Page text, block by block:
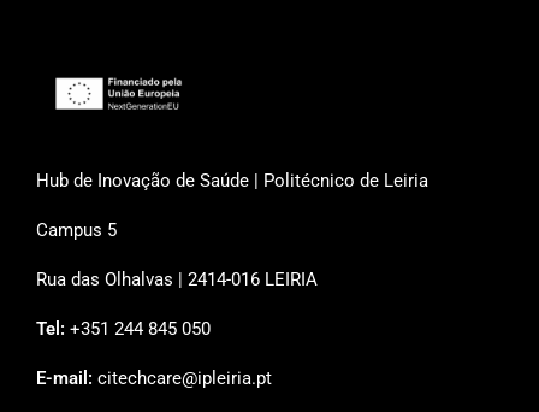
Hub de Inovação de Saúde | Politécnico de Leiria
Campus 5
Rua das Olhalvas | 2414-016 LEIRIA
Tel: +351 244 845 050
E-mail: citechcare@ipleiria.pt